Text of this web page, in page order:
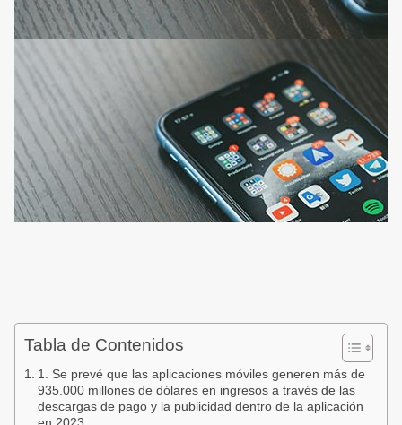
Tabla de Contenidos
1. Se prevé que las aplicaciones móviles generen más de
935.000 millones de dólares en ingresos a través de las
descargas de pago y la publicidad dentro de la aplicación